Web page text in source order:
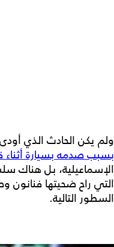
ولم يكن الحادث الذي أودى
بسبب صدمه بسيارة أثناء
الإسماعيلية، بل هناك
التي راح ضحيتها
السطور التالية.